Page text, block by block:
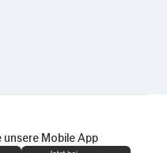
Mobile App